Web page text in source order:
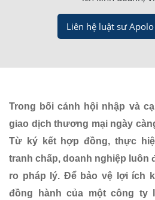
Liên hệ luật sư
Trong bối cảnh hội nhập và
giao dịch thương mại ngày
Từ ký kết hợp đồng, thực
tranh chấp, doanh nghiệp
ro pháp lý. Để bảo vệ lợi ích
đồng hành của một công ty